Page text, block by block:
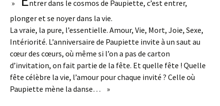
»
ntrer dans le cosmos de Paupiette, c’est entrer,
plonger et se noyer dans la vie.
La vraie, la pure, l’essentielle. Amour, Vie, Mort, Joie, Sexe,
Intériorité. L’anniversaire de Paupiette invite à un saut au
cœur des cœurs, où même si l’on a pas de carton
d’invitation, on fait partie de la fête. Et quelle fête ! Quelle
fête célèbre la vie, l’amour pour chaque invité ? Celle où
Paupiette mène la danse… »